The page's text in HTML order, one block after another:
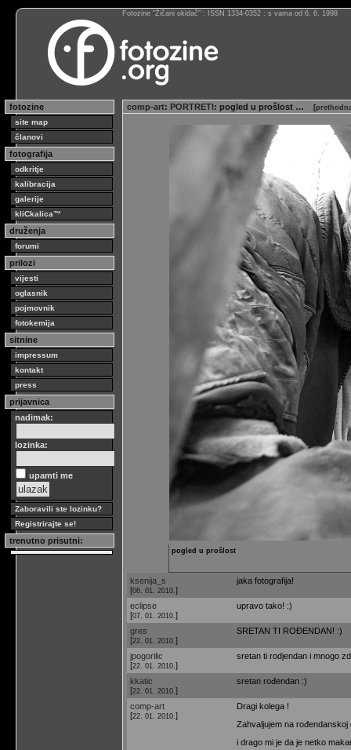
Fotozine “Žičani okidač” : ISSN 1334-0352 : s vama od 6. 6. 1998
fotozine
site map
članovi
fotografija
odkritje
kalibracija
galerije
kliCkalica™
druženja
forumi
prilozi
vijesti
oglasnik
pojmovnik
fotokemija
sitnine
impressum
kontakt
press
prijavnica
nadimak:
lozinka:
upamti me
Zaboravili ste lozinku?
Registrirajte se!
trenutno prisutni:
comp-art: PORTRETI: pogled u prošlost … [
pogled u prošlost
ksenija_s
[06. 01. 2010. ]
jaka fotografija!
eclipse
[07. 01. 2010. ]
upravo tako! :)
gres
[22. 01. 2010. ]
SRETAN TI ROĐENDAN! :)
jpogorilic
[22. 01. 2010. ]
sretan ti rodjendan i mnogo
kkatic
[22. 01. 2010. ]
sretan rođendan :)
comp-art
[22. 01. 2010. ]
Dragi kolega !
Zahvaljujem na rođendanskoj
i drago mi je da je netko